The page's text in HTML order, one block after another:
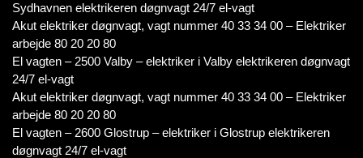
Sydhavnen elektrikeren døgnvagt 24/7 el-vagt
Akut elektriker døgnvagt, vagt nummer 40 33 34 00 – Elektriker
arbejde 80 20 20 80
El vagten – 2500 Valby – elektriker i Valby elektrikeren døgnvagt
24/7 el-vagt
Akut elektriker døgnvagt, vagt nummer 40 33 34 00 – Elektriker
arbejde 80 20 20 80
El vagten – 2600 Glostrup – elektriker i Glostrup elektrikeren
døgnvagt 24/7 el-vagt